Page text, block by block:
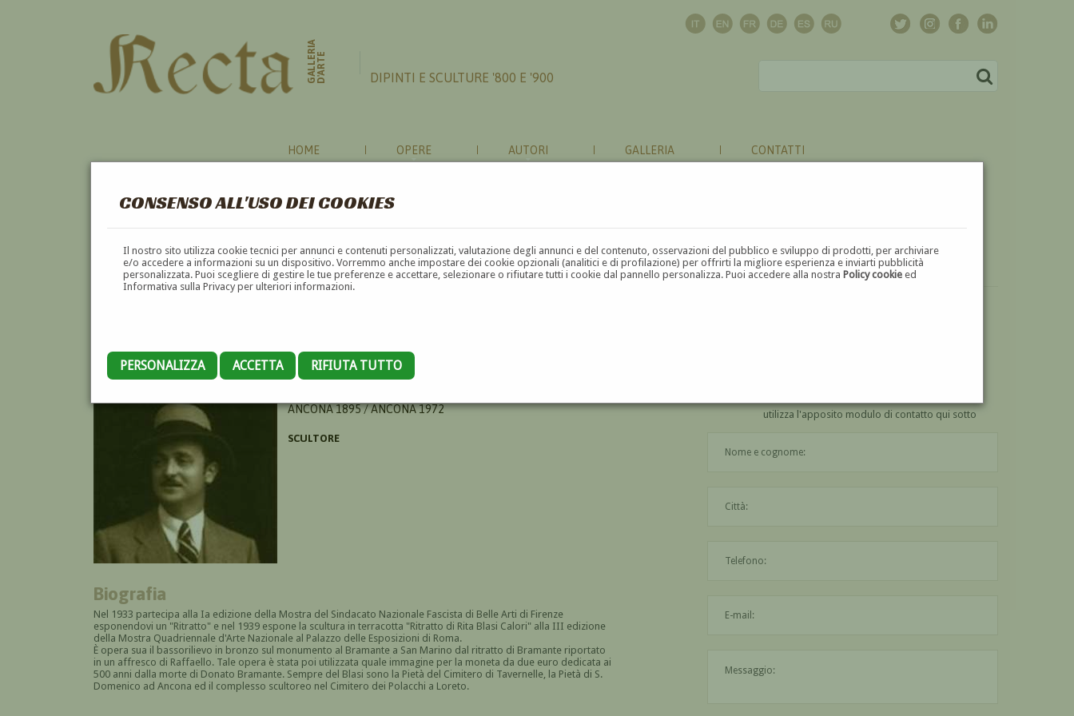
CONSENSO ALL'USO DEI COOKIES
Il nostro sito utilizza cookie tecnici per annunci e contenuti personalizzati, valutazione degli annunci e del contenuto, osservazioni del pubblico e sviluppo di prodotti, per archiviare
e/o accedere a informazioni su un dispositivo. Vorremmo anche impostare dei cookie opzionali (analitici e di profilazione) per offrirti la migliore esperienza e inviarti pubblicità
personalizzata. Puoi scegliere di gestire le tue preferenze e accettare, selezionare o rifiutare tutti i cookie dal pannello personalizza. Puoi accedere alla nostraPolicy cookie ed
Informativa sulla Privacy per ulteriori informazioni.
PERSONALIZZA ACCETTA RIFIUTA TUTTO
GALLERIAD'ARTE DIPINTI E SCULTURE '800 E '900
HOME OPERE AUTORI GALLERIA CONTATTI
SANZIO BLASI
ANCONA 1895 / ANCONA 1972
SCULTORE
Biografia
Nel 1933 partecipa alla Ia edizione della Mostra del Sindacato Nazionale Fascista di Belle Arti di Firenze
esponendovi un "Ritratto" e nel 1939 espone la scultura in terracotta "Ritratto di Rita Blasi Calori" alla III edizione
della Mostra Quadriennale d'Arte Nazionale al Palazzo delle Esposizioni di Roma.
È opera sua il bassorilievo in bronzo sul monumento al Bramante a San Marino dal ritratto di Bramante riportato
in un affresco di Raffaello. Tale opera è stata poi utilizzata quale immagine per la moneta da due euro dedicata ai
500 anni dalla morte di Donato Bramante. Sempre del Blasi sono la Pietà del Cimitero di Tavernelle, la Pietà di S.
Domenico ad Ancona ed il complesso scultoreo nel Cimitero dei Polacchi a Loreto.
utilizza l'apposito modulo di contatto qui sotto